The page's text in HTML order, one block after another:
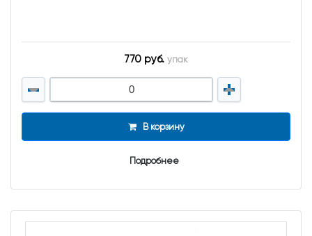
770 руб. упак
В корзину
Подробнее